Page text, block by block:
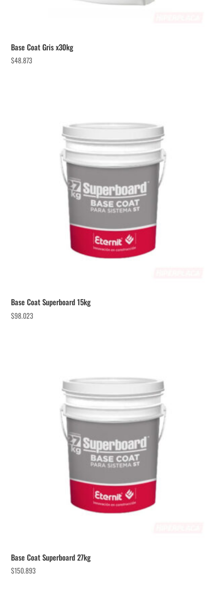
Base Coat Gris x30kg
$48.873
Base Coat Superboard 15kg
$98.023
Base Coat Superboard 27kg
$150.893